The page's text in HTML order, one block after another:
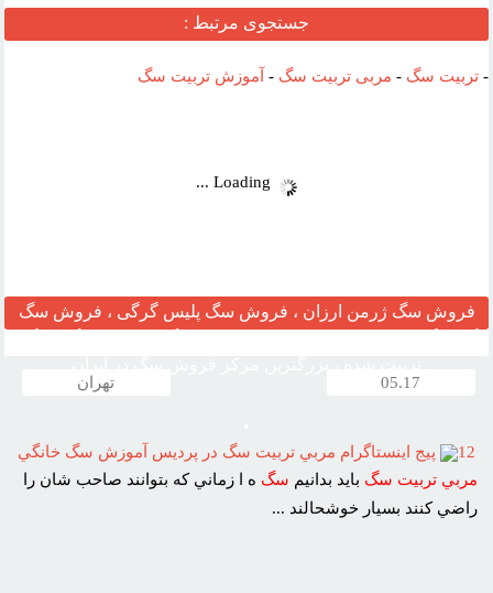
وب :‌
جستجوی مرتبط :
-تربیت سگ - مربی تربیت سگ - آموزش تربیت سگ
فروش سگ ژرمن ارزان ، فروش سگ پلیس گرگی ، فروش سگ
05.17 تهران
12
پيج اينستاگرام مربي تربيت سگ در پرديس آموزش سگ خانگي
مربي تربيت سگ بايد بدانيم سگ ه ا زماني که بتوانند صاحب شان را
راضي کنند بسيار خوشحالند ...